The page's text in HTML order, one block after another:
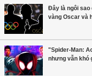
Đây là ngôi sao
vàng Oscar và
"Spider-Man:
nhưng vẫn khó